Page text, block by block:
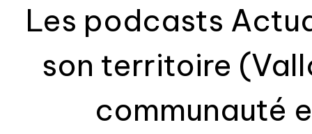
Les podcasts
son territoire
communauté et Pays de